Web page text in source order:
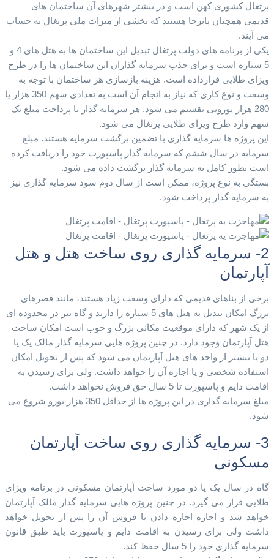
پرتغال کشوری کهن است و در بیشتر شهرهای آن ساختمان های
قدیمی همچنان پابرجا هستند که بخشی از میراث ملی پرتغال به حساب
می آیند.
یکی از برنامه های دولت پرتغال تبدیل این ساختمان ها به هتل های 4 و
5 ستاره است و برای جذب سرمایه گذاران این ساختمان ها را در طرح
ویزای طلایی قرارداده است. هزینه بازسازی هر ساختمان با توجه به
وسعت و نوع کاری که نیاز به انجام آن است به تعدادی سهم 350 هزار یا
280 هزار یورویی تقسیم می شود. هر سرمایه گذار با پرداخت مبلغ یک
سهم وارد طرح ویزای طلایی پرتغال می شود.
این پروژه ها سرمایه گذاری با تضمین برگشت سرمایه هستند. مبلغ
سرمایه در سال ششم که سرمایه گذار پاسپورت خود را دریافت کرده
است بطور کامل به سرمایه گذار برگشت داده می شود.
بستگی به نوع پروژه، ممکن است از سال دوم سود سرمایه گذاری نیز
به سرمایه گذار پرداخت شود.
2- سرمایه گذاری روی ساخت هتل و هتل
آپارتمان
برخی از بناهای قدیمی که دارای وسعت زیاد هستند، مانند قصرهای
بزرگ امکان تبدیل به هتل های 5 ستاره را دارند و گاه نیز در محدوده ای
از یک شهر که دارای موقعیت مکانی بزرگ و خوب است امکان ساخت
هتل آپارتمان وجود دارد. در چنین پروژه هایی سرمایه گذار مالک یک یا
دو یا بیشتر از واحد های هتل آپارتمان می شود که پس از تحویل امکان
استفاده شخصی و یا اجاره آن را خواهد داشت. ولی برای رسیدن به
اقامت دایم و پاسپورت تا 5 سال حق فروش نخواهد داشت.
مبلغ سرمایه گذاری در این پروژه ها از حداقل 350 هزار یورو شروع می
شود.
3- سرمایه گذاری روی ساخت آپارتمان
مسکونی
گاه در سال یک یا دو مورد ساخت آپارتمان مسکونی در برنامه ویزای
طلایی قرار می گیرد. در چنین پروژه هایی سرمایه گذار مالک آپارتمان
خواهد شد و اجازه اجاره دادن یا فروش آن را پس از تحویل خواهد
داشت ولی برای رسیدن به اقامت دایم و پاسپورت باید طبق قانون
سرمایه گذاری خود را 5 سال حفظ کند.